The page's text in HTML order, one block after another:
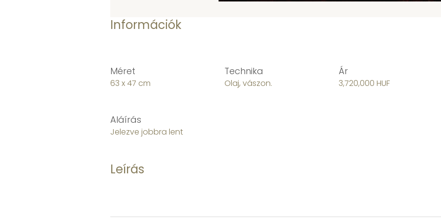
Információk
Méret
63 x 47 cm
Technika
Olaj, vászon.
Ár
3,720,000 HUF
Aláírás
Jelezve jobbra lent
Leírás